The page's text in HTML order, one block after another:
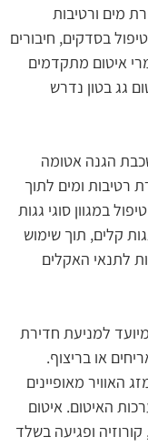
מים ורטיבות
בסדקים, חיבורים
איטום מתקדמים
גג בטון נדרש
הגנה אטומה
רטיבות ומים לתוך
במגוון סוגי גגות
קלים, תוך שימוש
לתנאי האקלים
למניעת חדירת
או בריצוף.
האוויר מאופיינים
האיטום. איטום
ופגיעה בשלד